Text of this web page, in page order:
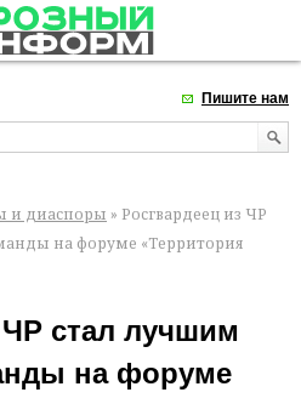
Пишите нам
и диаспоры » Росгвардеец из ЧР
на форуме «Территория
ЧР стал лучшим
на форуме